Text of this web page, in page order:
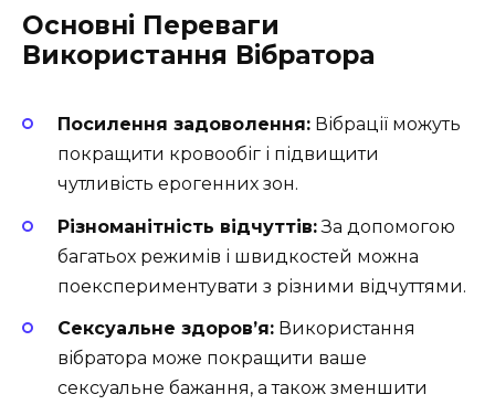
Основні Переваги
Використання Вібратора
Посилення задоволення: Вібрації можуть
покращити кровообіг і підвищити
чутливість ерогенних зон.
Різноманітність відчуттів:За допомогою
багатьох режимів і швидкостей можна
поекспериментувати з різними відчуттями.
Сексуальне здоров’я: Використання
вібратора може покращити ваше
сексуальне бажання, а також зменшити